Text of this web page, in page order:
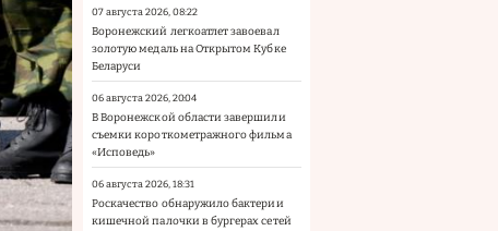
07 августа 2026, 08:22
Воронежский легкоатлет завоевал
золотую медаль на Открытом Кубке
Беларуси
06 августа 2026, 20:04
В Воронежской области завершили
съемки короткометражного фильма
«Исповедь»
06 августа 2026, 18:31
Роскачество обнаружило бактерии
кишечной палочки в бургерах сетей